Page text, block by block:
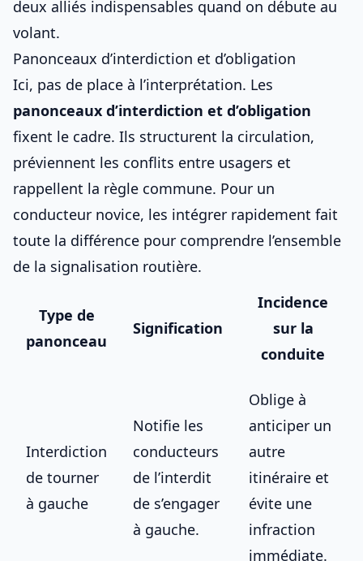
deux alliés indispensables quand on débute au
volant.
Panonceaux d’interdiction et d’obligation
Ici, pas de place à l’interprétation. Les
panonceaux d’interdiction et d’obligation
fixent le cadre. Ils structurent la circulation,
préviennent les conflits entre usagers et
rappellent la règle commune. Pour un
conducteur novice, les intégrer rapidement fait
toute la différence pour comprendre l’ensemble
de la signalisation routière.
Type de
panonceau
Signification
Incidence
sur la
conduite
Interdiction
de tourner
à gauche
Notifie les
conducteurs
de l’interdit
de s’engager
à gauche.
Oblige à
anticiper un
autre
itinéraire et
évite une
infraction
immédiate.